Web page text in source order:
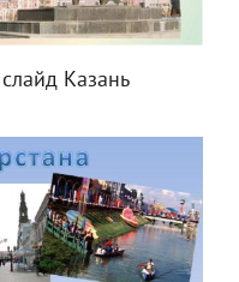
Казань